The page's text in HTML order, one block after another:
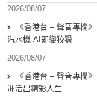
2026/08/07
《香港台 – 聲音專欄
汽水機 AI即變狡猾
2026/08/07
《香港台 – 聲音專欄
洲活出精彩人生